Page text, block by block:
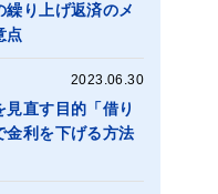
繰り上げ返済のメ
点
2023.06.30
見直す目的「借り
金利を下げる方法